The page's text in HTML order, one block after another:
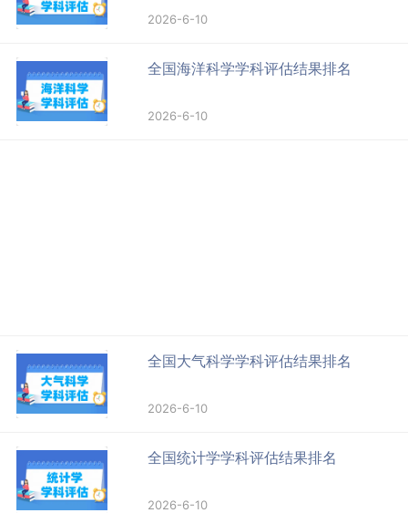
2026-6-10
全国海洋科学学科评估结果排名
2026-6-10
全国大气科学学科评估结果排名
2026-6-10
全国统计学学科评估结果排名
2026-6-10